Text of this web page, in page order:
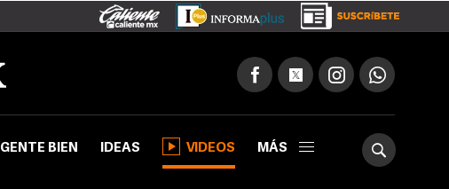
GENTE BIEN IDEAS VIDEOS MÁS